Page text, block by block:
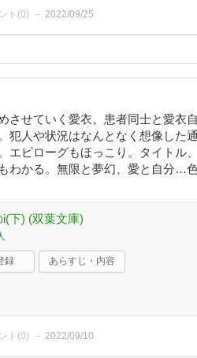
ト(0) 2022/09/25
させていく愛衣。患者同士と愛衣
犯人や状況はなんとなく想像した
エピローグもほっこり。タイトル
わかる。無限と夢幻、愛と自分…
i(下) (双葉文庫)
録 あらすじ・内容
ト(0) 2022/09/10